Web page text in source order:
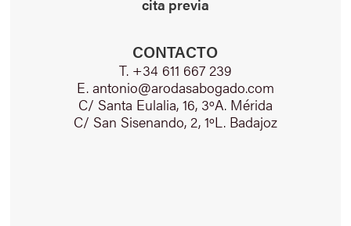
cita previa
CONTACTO
T. +34 611 667 239
E. antonio@arodasabogado.com
C/ Santa Eulalia, 16, 3ºA. Mérida
C/ San Sisenando, 2, 1ºL. Badajoz